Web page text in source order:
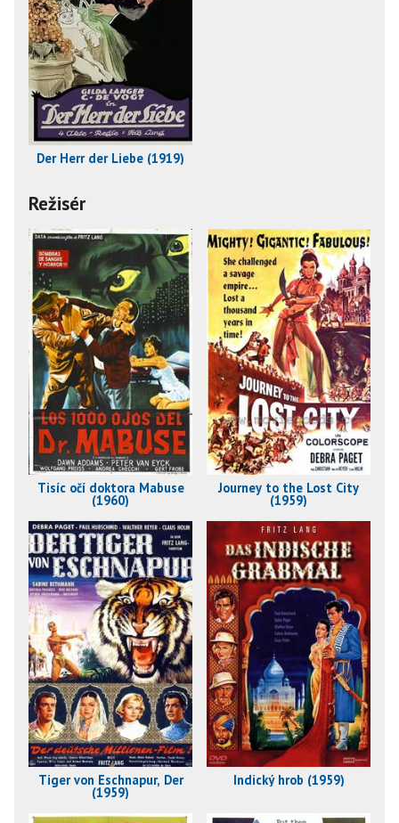
Der Herr der Liebe (1919)
Režisér
Tisíc očí doktora Mabuse
(1960)
Journey to the Lost City
(1959)
Tiger von Eschnapur, Der
(1959)
Indický hrob (1959)